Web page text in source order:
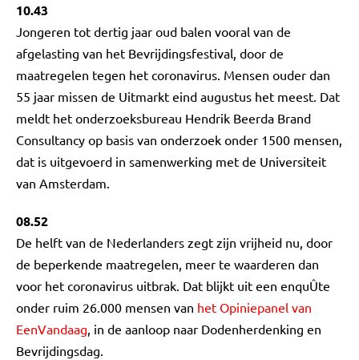
10.43
Jongeren tot dertig jaar oud balen vooral van de
afgelasting van het Bevrijdingsfestival, door de
maatregelen tegen het coronavirus. Mensen ouder dan
55 jaar missen de Uitmarkt eind augustus het meest. Dat
meldt het onderzoeksbureau Hendrik Beerda Brand
Consultancy op basis van onderzoek onder 1500 mensen,
dat is uitgevoerd in samenwerking met de Universiteit
van Amsterdam.
08.52
De helft van de Nederlanders zegt zijn vrijheid nu, door
de beperkende maatregelen, meer te waarderen dan
voor het coronavirus uitbrak. Dat blijkt uit een enquÛte
onder ruim 26.000 mensen van het Opiniepanel van
EenVandaag , in de aanloop naar Dodenherdenking en
Bevrijdingsdag.